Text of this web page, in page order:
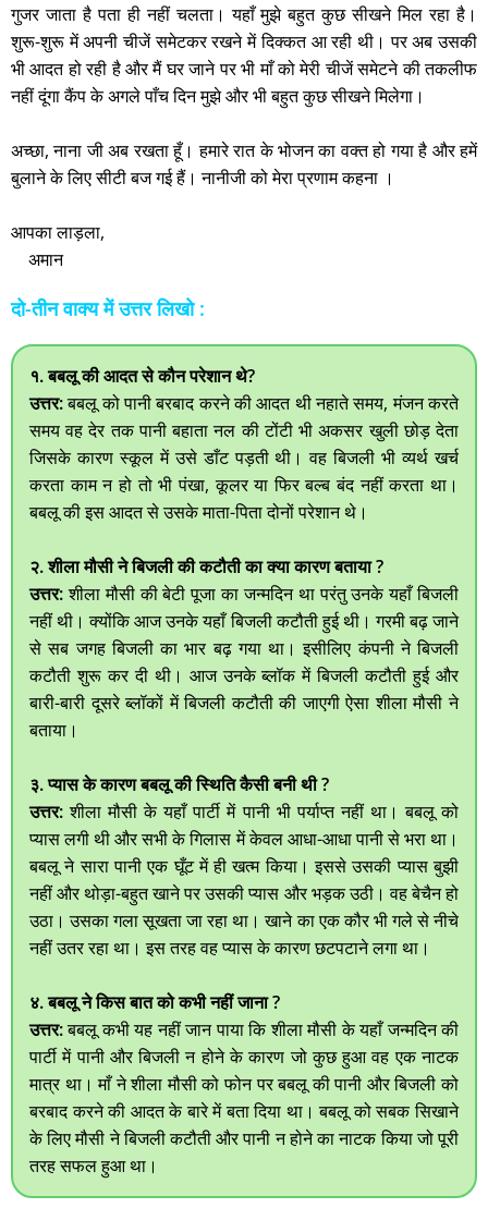
गुजर जाता है पता ही नहीं चलता। यहाँ मुझे बहुत कुछ सीखने मिल रहा है।
शुरू-शुरू में अपनी चीजें समेटकर रखने में दिक्कत आ रही थी। पर अब उसकी
भी आदत हो रही है और मैं घर जाने पर भी माँ को मेरी चीजें समेटने की तकलीफ
नहीं दूंगा कैंप के अगले पाँच दिन मुझे और भी बहुत कुछ सीखने मिलेगा।
अच्छा, नाना जी अब रखता हूँ। हमारे रात के भोजन का वक्त हो गया है और हमें
बुलाने के लिए सीटी बज गई हैं। नानीजी को मेरा प्रणाम कहना ।
आपका लाड़ला,
अमान
दो-तीन वाक्य में उत्तर लिखो :
१. बबलू की आदत से कौन परेशान थे?
उत्तर:बबलू को पानी बरबाद करने की आदत थी नहाते समय, मंजन करते
समय वह देर तक पानी बहाता नल की टोंटी भी अकसर खुली छोड़ देता
जिसके कारण स्कूल में उसे डाँट पड़ती थी। वह बिजली भी व्यर्थ खर्च
करता काम न हो तो भी पंखा, कूलर या फिर बल्ब बंद नहीं करता था।
बबलू की इस आदत से उसके माता-पिता दोनों परेशान थे।
२. शीला मौसी ने बिजली की कटौती का क्या कारण बताया ?
उत्तर:शीला मौसी की बेटी पूजा का जन्मदिन था परंतु उनके यहाँ बिजली
नहीं थी। क्योंकि आज उनके यहाँ बिजली कटौती हुई थी। गरमी बढ़ जाने
से सब जगह बिजली का भार बढ़ गया था। इसीलिए कंपनी ने बिजली
कटौती शुरू कर दी थी। आज उनके ब्लॉक में बिजली कटौती हुई और
बारी-बारी दूसरे ब्लॉकों में बिजली कटौती की जाएगी ऐसा शीला मौसी ने
बताया।
३. प्यास के कारण बबलू की स्थिति कैसी बनी थी ?
उत्तर: शीला मौसी के यहाँ पार्टी में पानी भी पर्याप्त नहीं था। बबलू को
प्यास लगी थी और सभी के गिलास में केवल आधा-आधा पानी से भरा था।
बबलू ने सारा पानी एक घूँट में ही खत्म किया। इससे उसकी प्यास बुझी
नहीं और थोड़ा-बहुत खाने पर उसकी प्यास और भड़क उठी। वह बेचैन हो
उठा। उसका गला सूखता जा रहा था। खाने का एक कौर भी गले से नीचे
नहीं उतर रहा था। इस तरह वह प्यास के कारण छटपटाने लगा था।
४. बबलू ने किस बात को कभी नहीं जाना ?
उत्तर:बबलू कभी यह नहीं जान पाया कि शीला मौसी के यहाँ जन्मदिन की
पार्टी में पानी और बिजली न होने के कारण जो कुछ हुआ वह एक नाटक
मात्र था। माँ ने शीला मौसी को फोन पर बबलू की पानी और बिजली को
बरबाद करने की आदत के बारे में बता दिया था। बबलू को सबक सिखाने
के लिए मौसी ने बिजली कटौती और पानी न होने का नाटक किया जो पूरी
तरह सफल हुआ था।